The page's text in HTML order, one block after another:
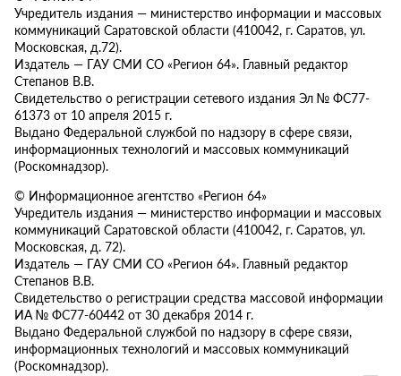
Учредитель издания — министерство информации и массовых
коммуникаций Саратовской области (410042, г. Саратов, ул.
Московская, д.72).
Издатель — ГАУ СМИ СО «Регион 64». Главный редактор
Степанов В.В.
Свидетельство о регистрации сетевого издания Эл № ФС77-
61373 от 10 апреля 2015 г.
Выдано Федеральной службой по надзору в сфере связи,
информационных технологий и массовых коммуникаций
(Роскомнадзор).
© Информационное агентство «Регион 64»
Учредитель издания — министерство информации и массовых
коммуникаций Саратовской области (410042, г. Саратов, ул.
Московская, д. 72).
Издатель — ГАУ СМИ СО «Регион 64». Главный редактор
Степанов В.В.
Свидетельство о регистрации средства массовой информации
ИА № ФС77-60442 от 30 декабря 2014 г.
Выдано Федеральной службой по надзору в сфере связи,
информационных технологий и массовых коммуникаций
(Роскомнадзор).